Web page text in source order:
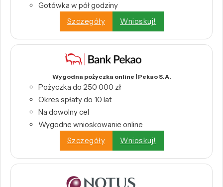
Gotówka w pół godziny
Szczegóły
Wnioskuj!
Wygodna pożyczka online | Pekao S.A.
Pożyczka do 250 000 zł
Okres spłaty do 10 lat
Na dowolny cel
Wygodne wnioskowanie online
Szczegóły
Wnioskuj!